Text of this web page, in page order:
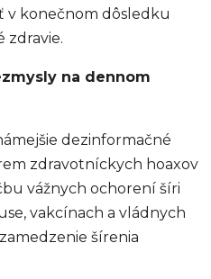
v konečnom dôsledku
zdravie.
na dennom
dezinformačné
zdravotníckych hoaxov
vážnych ochorení šíri
vakcínach a vládnych
šírenia